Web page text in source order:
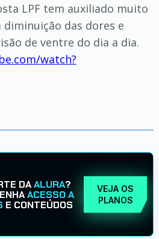
LPF tem auxiliado muito
diminuição das dores e
de ventre do dia a dia.
watch?
DAALURA?
ACESSO A
E CONTEÚDOS
VEJA OS
PLANOS